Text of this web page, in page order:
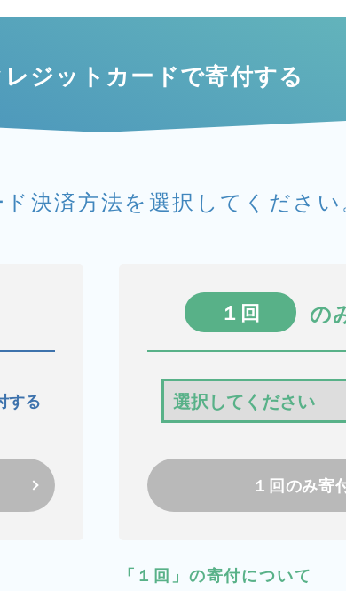
レジットカードで寄付する
決済方法を 選択してください
する
１回 の
１回のみ寄
「１回」の寄付について